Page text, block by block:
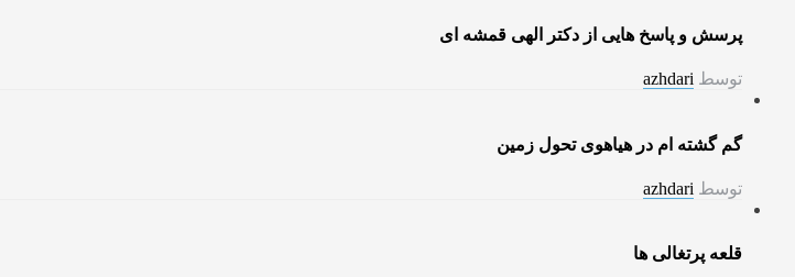
پرسش و پاسخ هایی از دکتر الهی قمشه ای
توسط azhdari
گم گشته ام در هیاهوی تحول زمین
توسط azhdari
قلعه پرتغالی ها